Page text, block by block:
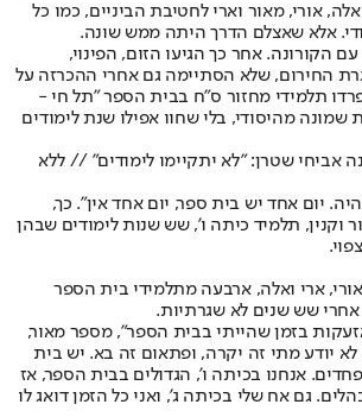
אורי, מאור וארי לחטיבת הביניים, כמו כל
אלא שאצלם הדרך היתה ממש שונה.
הקורונה. אחר כך הגיעו הזום, הפינוי,
החירום, שלא הסתיימה גם אחרי ההכרזה על
תלמידי מחזור ס"ח בבית הספר "תל חי -
שמונה מהיסודי, בלי שחוו אפילו שנת לימודים
אביחי שטרן: "לא יתקיימו לימודים" // ללא
יום אחד יש בית ספר, יום אחד אין". כך,
תלמיד כיתה ו', שש שנות לימודים שבהן
ארי ואלה, ארבעה מתלמידי בית הספר
אחרי שש שנים לא שגרתיות.
בזמן שהייתי בבית הספר", מספר מאור,
יודע מתי זה יקרה, ופתאום זה בא. יש בית
אנחנו בכיתה ו', הגדולים בבית הספר, אז
גם אח שלי בכיתה ג', ואני כל הזמן דואג לו